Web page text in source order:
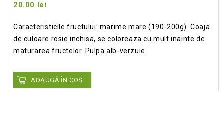
20.00 lei
Caracteristicile fructului: marime mare (190-200g). Coaja
de culoare rosie inchisa, se coloreaza cu mult inainte de
maturarea fructelor. Pulpa alb-verzuie.
ADAUGĂ ÎN COȘ